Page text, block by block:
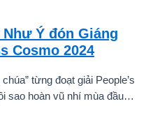
Ý đón Giáng
Cosmo 2024
từng đoạt giải People’s
sao hoàn vũ nhí mùa đầu